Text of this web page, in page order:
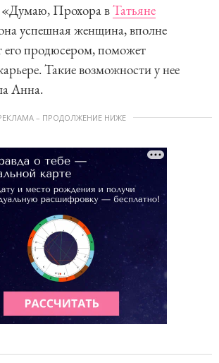
«Думаю, Прохора вТатьяне
успешная женщина, вполне
его продюсером, поможет
Такие возможности у нее
Анна.
– ПРОДОЛЖЕНИЕ НИЖЕ